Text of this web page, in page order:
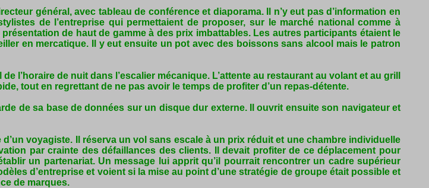
général, avec tableau de conférence et diaporama. Il n’y eut pas d’information en
de l’entreprise qui permettaient de proposer, sur le marché national comme à
de haut de gamme à des prix imbattables. Les autres participants étaient le
en mercatique. Il y eut ensuite un pot avec des boissons sans alcool mais le patron
l’horaire de nuit dans l’escalier mécanique. L’attente au restaurant au volant et au grill
tout en regrettant de ne pas avoir le temps de profiter d’un repas-détente.
de sa base de données sur un disque dur externe. Il ouvrit ensuite son navigateur et
voyagiste. Il réserva un vol sans escale à un prix réduit et une chambre individuelle
par crainte des défaillances des clients. Il devait profiter de ce déplacement pour
un partenariat. Un message lui apprit qu’il pourrait rencontrer un cadre supérieur
d’entreprise et voient si la mise au point d’une stratégie de groupe était possible et
de marques.